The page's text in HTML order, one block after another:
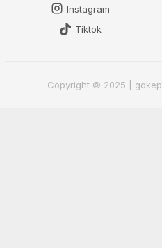
Instagram
Tiktok
Copyright © 2025 |